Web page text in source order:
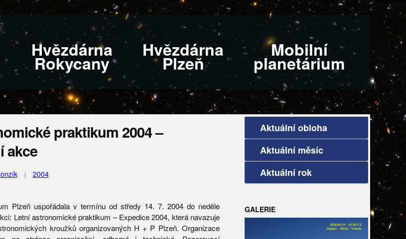
Hvězdárna
Rokycany
Hvězdárna
Plzeň
Mobilní
planetárium
praktikum 2004 –
akce
2004
Plzeň uspořádala v termínu od středy 14. 7. 2004 do neděle
Letní astronomické praktikum – Expedice 2004, která navazuje
kroužků organizovaných H + P Plzeň. Organizace
Aktuální obloha
Aktuální měsíc
Aktuální rok
GALERIE